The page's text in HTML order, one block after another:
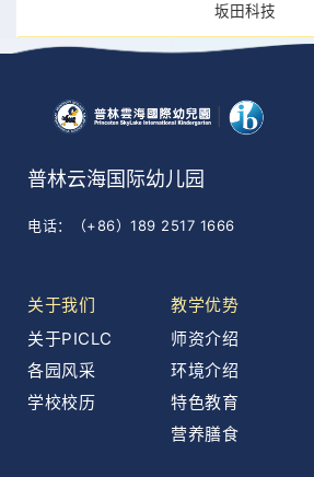
坂田科技
普林云海国际幼儿园
电话：（+86）189 2517 1666
关于我们
关于PICLC
各园风采
学校校历
教学优势
师资介绍
环境介绍
特色教育
营养膳食